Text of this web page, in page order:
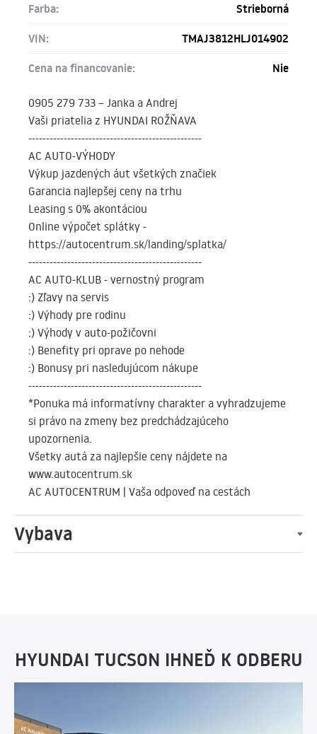
Farba:
Strieborná
VIN:
TMAJ3812HLJ014902
Cena na financovanie:
Nie
0905 279 733 – Janka a Andrej
Vaši priatelia z HYUNDAI ROŽŇAVA
-------------------------------------------------
AC AUTO-VÝHODY
Výkup jazdených áut všetkých značiek
Garancia najlepšej ceny na trhu
Leasing s 0% akontáciou
Online výpočet splátky -
https://autocentrum.sk/landing/splatka/
-------------------------------------------------
AC AUTO-KLUB - vernostný program
:) Zľavy na servis
:) Výhody pre rodinu
:) Výhody v auto-požičovni
:) Benefity pri oprave po nehode
:) Bonusy pri nasledujúcom nákupe
-------------------------------------------------
*Ponuka má informatívny charakter a vyhradzujeme
si právo na zmeny bez predchádzajúceho
upozornenia.
Všetky autá za najlepšie ceny nájdete na
www.autocentrum.sk
AC AUTOCENTRUM | Vaša odpoveď na cestách
Vybava
HYUNDAI TUCSON IHNEĎ K ODBERU